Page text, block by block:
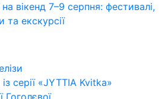
вікенд 7–9 серпня: фестивалі,
та екскурсії